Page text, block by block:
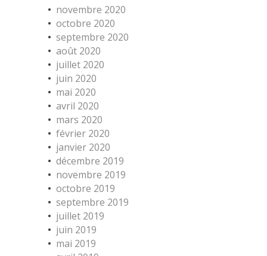
novembre 2020
octobre 2020
septembre 2020
août 2020
juillet 2020
juin 2020
mai 2020
avril 2020
mars 2020
février 2020
janvier 2020
décembre 2019
novembre 2019
octobre 2019
septembre 2019
juillet 2019
juin 2019
mai 2019